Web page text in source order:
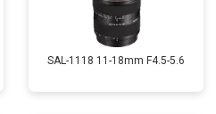
SAL-1118 11-18mm F4.5-5.6